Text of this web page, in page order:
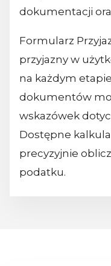
dokumentacji
Formularz
przyjazny w
na każdym
dokumentów
wskazówek
Dostępne
precyzyjnie
podatku.